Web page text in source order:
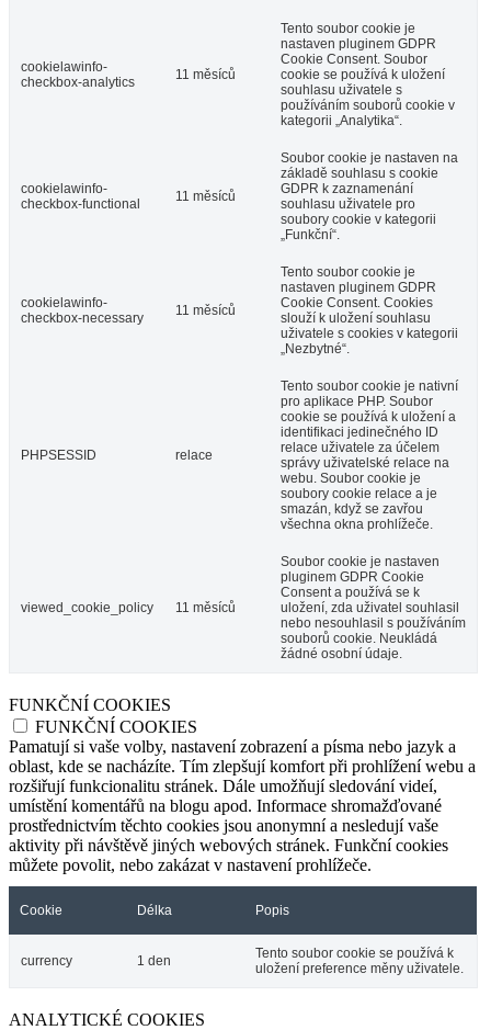
cookielawinfo-
checkbox-analytics
11 měsíců
Tento soubor cookie je
nastaven pluginem GDPR
Cookie Consent. Soubor
cookie se používá k uložení
souhlasu uživatele s
používáním souborů cookie v
kategorii „Analytika“.
cookielawinfo-
checkbox-functional
11 měsíců
Soubor cookie je nastaven na
základě souhlasu s cookie
GDPR k zaznamenání
souhlasu uživatele pro
soubory cookie v kategorii
„Funkční“.
cookielawinfo-
checkbox-necessary
11 měsíců
Tento soubor cookie je
nastaven pluginem GDPR
Cookie Consent. Cookies
slouží k uložení souhlasu
uživatele s cookies v kategorii
„Nezbytné“.
PHPSESSID relace
Tento soubor cookie je nativní
pro aplikace PHP. Soubor
cookie se používá k uložení a
identifikaci jedinečného ID
relace uživatele za účelem
správy uživatelské relace na
webu. Soubor cookie je
soubory cookie relace a je
smazán, když se zavřou
všechna okna prohlížeče.
viewed_cookie_policy 11 měsíců
Soubor cookie je nastaven
pluginem GDPR Cookie
Consent a používá se k
uložení, zda uživatel souhlasil
nebo nesouhlasil s používáním
souborů cookie. Neukládá
žádné osobní údaje.
FUNKČNÍ COOKIES
FUNKČNÍ COOKIES
Pamatují si vaše volby, nastavení zobrazení a písma nebo jazyk a
oblast, kde se nacházíte. Tím zlepšují komfort při prohlížení webu a
rozšiřují funkcionalitu stránek. Dále umožňují sledování videí,
umístění komentářů na blogu apod. Informace shromažďované
prostřednictvím těchto cookies jsou anonymní a nesledují vaše
aktivity při návštěvě jiných webových stránek. Funkční cookies
můžete povolit, nebo zakázat v nastavení prohlížeče.
Cookie Délka Popis
currency 1 den
Tento soubor cookie se používá k
uložení preference měny uživatele.
ANALYTICKÉ COOKIES